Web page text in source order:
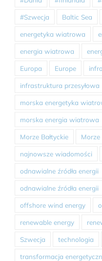
#Szwecja Baltic Sea
energetyka wiatrowa
energia wiatrowa
Europa Europe
infrastruktura przesyłowa
morska energetyka
morska energia wiatrowa
Morze Bałtyckie Morze
najnowsze wiadomości
odnawialne źródła energii
odnawialne źródła energii
offshore wind energy
renewable energy
Szwecja technologia
transformacja